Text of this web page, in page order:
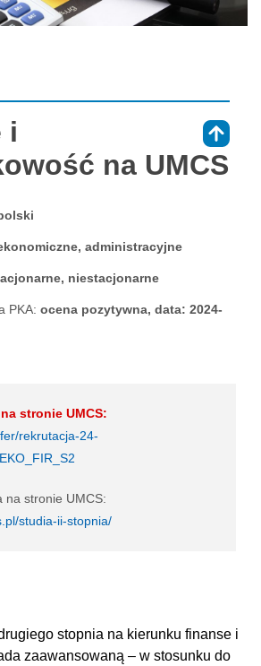
i
na UMCS
administracyjne
nie­sta­cjo­nar­ne
PKA: ocena pozytywna, data: 2024-
stronie UMCS:
rekrutacja-24-
na stronie UMCS:
studia-ii-stopnia/
stopnia na kierunku finanse i
zaawansowaną – w stosunku do